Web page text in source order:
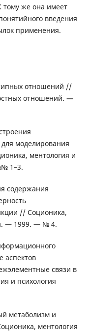
тому же она имеет
введения
применения.
отношений //
отношений. —
моделирования
ментология и
1–3.
содержания
// Соционика,
— 1999. — № 4.
аспектов
связи в
и психология
метаболизм и
ментология